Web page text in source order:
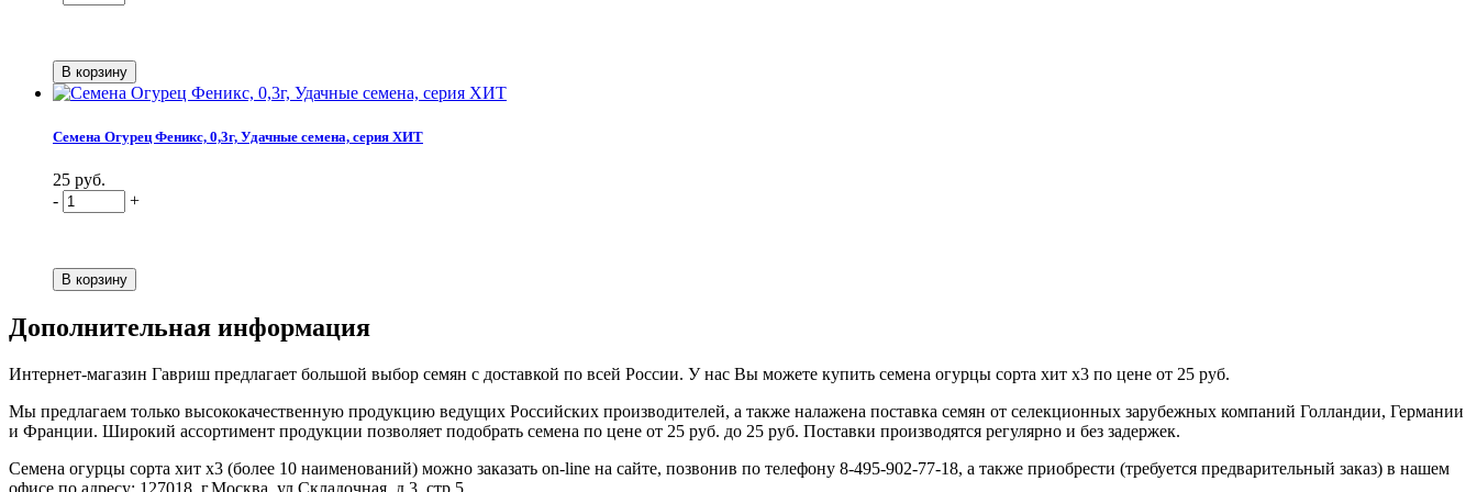
Семена Огурец Феникс, 0,3г, Удачные семена, серия ХИТ
25 руб.
-
+
Дополнительная информация
Интернет-магазин Гавриш предлагает большой выбор семян с доставкой по всей России. У нас Вы можете купить семена огурцы сорта хит х3 по цене от 25 руб.
Мы предлагаем только высококачественную продукцию ведущих Российских производителей, а также налажена поставка семян от селекционных зарубежных компаний Голландии, Германии
и Франции. Широкий ассортимент продукции позволяет подобрать семена по цене от 25 руб. до 25 руб. Поставки производятся регулярно и без задержек.
Семена огурцы сорта хит х3 (более 10 наименований) можно заказать on-line на сайте, позвонив по телефону 8-495-902-77-18, а также приобрести (требуется предварительный заказ) в нашем
офисе по адресу: 127018, г.Москва, ул.Складочная, д.3, стр 5